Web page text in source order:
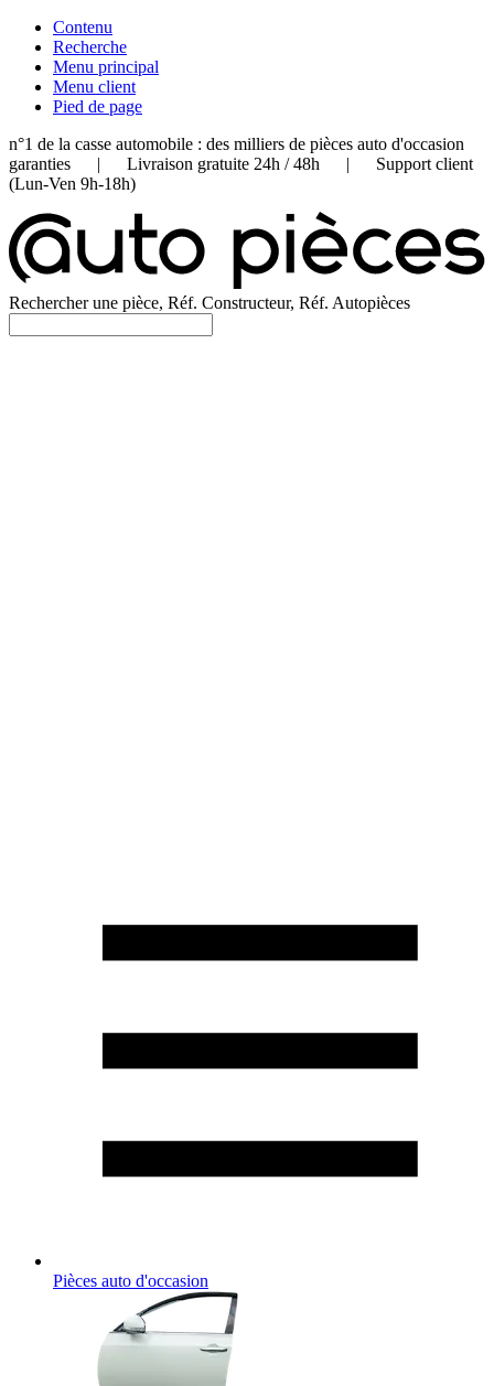
Contenu
Recherche
Menu principal
Menu client
Pied de page
n°1 de la casse automobile : des milliers de pièces auto d'occasion
garanties | Livraison gratuite 24h / 48h | Support client
(Lun-Ven 9h-18h)
Rechercher une pièce, Réf. Constructeur, Réf. Autopièces
Pièces auto d'occasion